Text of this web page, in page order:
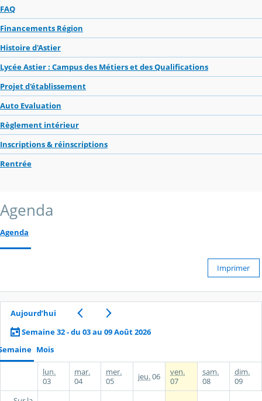
FAQ
Financements Région
Histoire d'Astier
Lycée Astier : Campus des Métiers et des Qualifications
Projet d'établissement
Auto Evaluation
Règlement intérieur
Inscriptions & réinscriptions
Rentrée
Agenda
Agenda
Imprimer
Aujourd’hui
Semaine 32 - du 03 au 09 Août 2026
Mois
lun.
03
mar.
04
mer.
05
jeu.06
ven.
07
sam.
08
dim.
09